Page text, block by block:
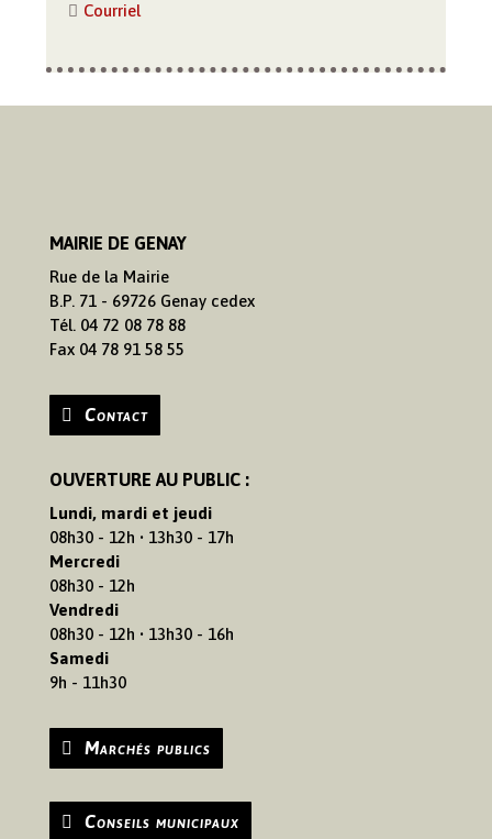
Courriel
MAIRIE DE GENAY
Rue de la Mairie
B.P. 71 - 69726 Genay cedex
Tél. 04 72 08 78 88
Fax 04 78 91 58 55
Contact
OUVERTURE AU PUBLIC :
Lundi, mardi et jeudi
08h30 - 12h • 13h30 - 17h
Mercredi
08h30 - 12h
Vendredi
08h30 - 12h • 13h30 - 16h
Samedi
9h - 11h30
Marchés publics
Conseils municipaux